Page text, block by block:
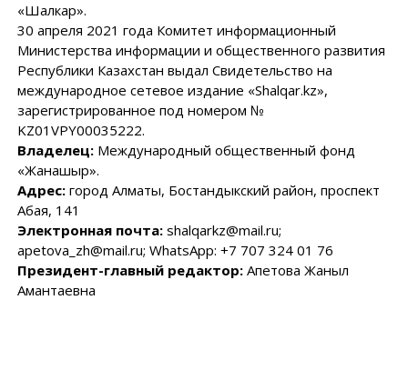
«Шалкар».
30 апреля 2021 года Комитет информационный
Министерства информации и общественного развития
Республики Казахстан выдал Свидетельство на
международное сетевое издание «Shalqar.kz»,
зарегистрированное под номером №
KZ01VPY00035222.
Владелец:Международный общественный фонд
«Жанашыр».
Адрес:город Алматы, Бостандыкский район, проспект
Абая, 141
Электронная почта:shalqarkz@mail.ru;
apetova_zh@mail.ru; WhatsApp: +7 707 324 01 76
Президент-главный редактор:Апетова Жаныл
Амантаевна